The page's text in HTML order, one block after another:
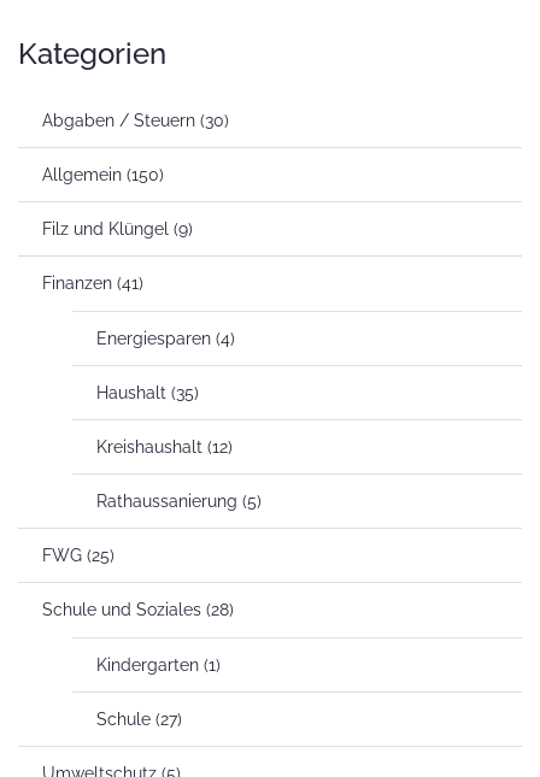
Kategorien
Abgaben / Steuern (30)
Allgemein (150)
Filz und Klüngel (9)
Finanzen (41)
Energiesparen (4)
Haushalt (35)
Kreishaushalt (12)
Rathaussanierung (5)
FWG (25)
Schule und Soziales (28)
Kindergarten (1)
Schule (27)